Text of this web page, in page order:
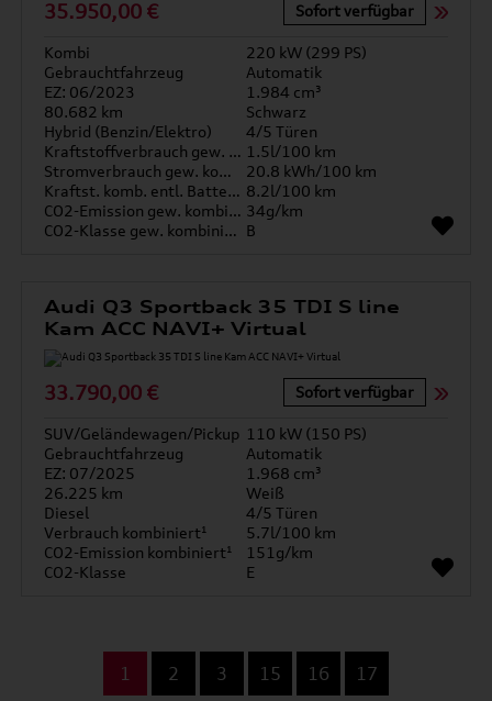
35.950,00 € Sofort verfügbar
Kombi
220 kW (299 PS)
Gebrauchtfahrzeug
Automatik
EZ: 06/2023
1.984 cm³
80.682 km
Schwarz
Hybrid (Benzin/Elektro)
4/5 Türen
Kraftstoffverbrauch gew. kombiniert 1.5l/100 km
Stromverbrauch gew. kombiniert
20.8 kWh/100 km
Kraftst. komb. entl. Batterie 8.2l/100 km
CO2-Emission gew. kombiniert 34g/km
CO2-Klasse gew. kombiniert B
Audi Q3 Sportback 35 TDI S line
Kam ACC NAVI+ Virtual
33.790,00 € Sofort verfügbar
SUV/Geländewagen/Pickup 110 kW (150 PS)
Gebrauchtfahrzeug
Automatik
EZ: 07/2025
1.968 cm³
26.225 km
Weiß
Diesel
4/5 Türen
Verbrauch kombiniert¹
5.7l/100 km
CO2-Emission kombiniert¹
151g/km
CO2-Klasse
E
1 2 3 15 16 17